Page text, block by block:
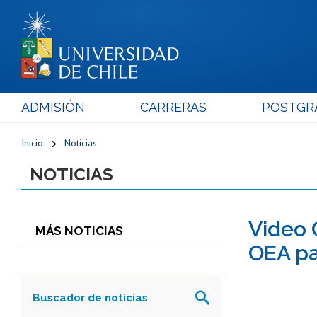
ADMISIÓN CARRERAS
Inicio Noticias
NOTICIAS
MÁS NOTICIAS
Video
OEA